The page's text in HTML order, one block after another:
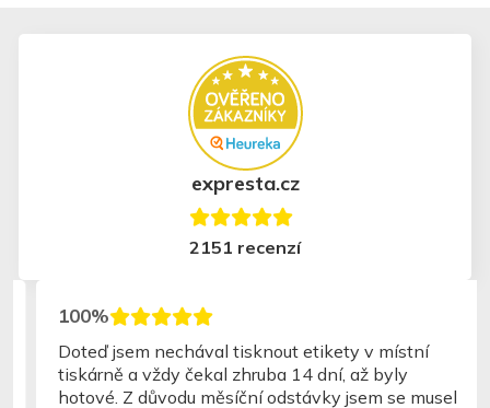
expresta.cz
2151 recenzí
100%
Doteď jsem nechával tisknout etikety v místní
tiskárně a vždy čekal zhruba 14 dní, až byly
hotové. Z důvodu měsíční odstávky jsem se musel